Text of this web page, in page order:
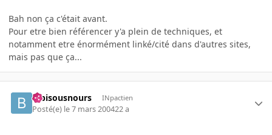
Bah non ça c'était avant.
Pour etre bien référencer y'a plein de techniques, et
notamment etre énormément linké/cité dans d'autres sites,
mais pas que ça...
bibisousnours INpactien
Posté(e) le 7 mars 200422 a